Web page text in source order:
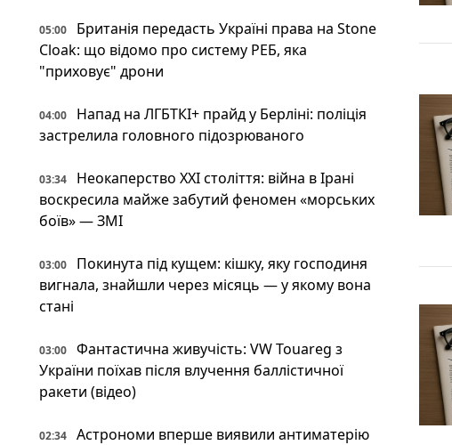
05:00
Британія передасть Україні права на Stone
Cloak: що відомо про систему РЕБ, яка
"приховує" дрони
04:00
Напад на ЛГБТКІ+ прайд у Берліні: поліція
застрелила головного підозрюваного
03:34
Неокаперство XXI століття: війна в Ірані
воскресила майже забутий феномен «морських
боїв» — ЗМІ
03:00
Покинута під кущем: кішку, яку господиня
вигнала, знайшли через місяць — у якому вона
стані
03:00
Фантастична живучість: VW Touareg з
України поїхав після влучення баллістичної
ракети (відео)
02:34
Астрономи вперше виявили антиматерію